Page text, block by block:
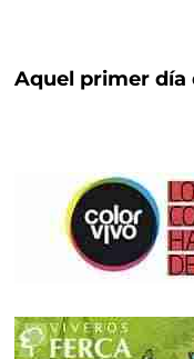
Aquel primer día